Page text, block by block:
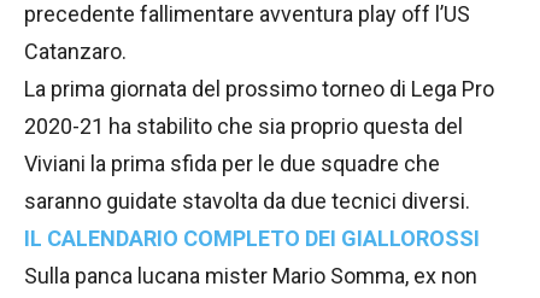
precedente fallimentare avventura play off l’US
Catanzaro.
La prima giornata del prossimo torneo di Lega Pro
2020-21 ha stabilito che sia proprio questa del
Viviani la prima sfida per le due squadre che
saranno guidate stavolta da due tecnici diversi.
IL CALENDARIO COMPLETO DEI GIALLOROSSI
Sulla panca lucana mister Mario Somma, ex non